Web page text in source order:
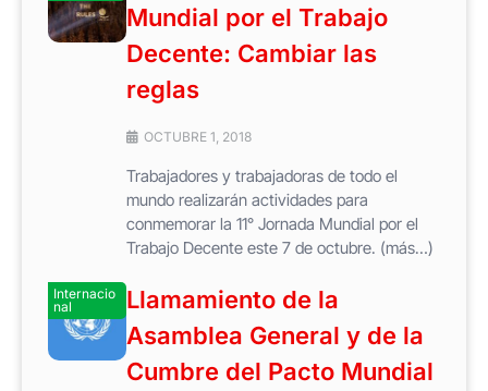
Mundial por el Trabajo
Decente: Cambiar las
reglas
OCTUBRE 1, 2018
Trabajadores y trabajadoras de todo el
mundo realizarán actividades para
conmemorar la 11° Jornada Mundial por el
Trabajo Decente este 7 de octubre. (más…)
Internacio
nal
Llamamiento de la
Asamblea General y de la
Cumbre del Pacto Mundial